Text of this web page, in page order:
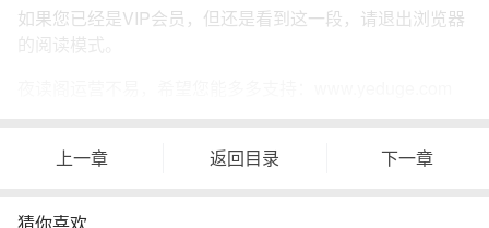
如果您已经是VIP会员，但还是看到这一段，请退出浏览器
的阅读模式。
上一章 返回目录 下一章